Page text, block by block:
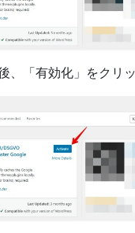
、「有効化」をクリッ